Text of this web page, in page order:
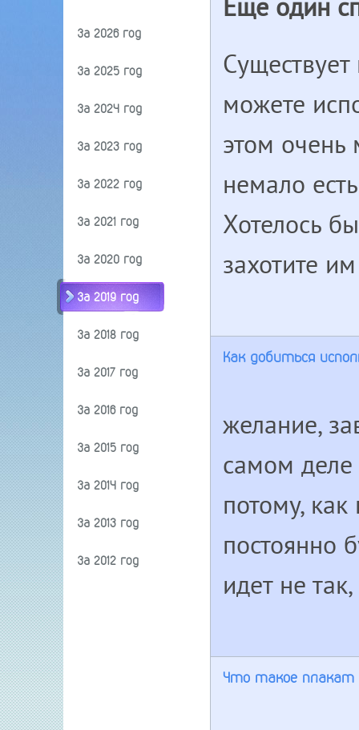
За 2026 год
За 2025 год
За 2024 год
За 2023 год
За 2022 год
За 2021 год
За 2020 год
За 2019 год
За 2018 год
За 2017 год
За 2016 год
За 2015 год
За 2014 год
За 2013 год
За 2012 год
Еще один
можете
этом очень
немало
Хотелось
захотите
Как добиться
желание,
самом деле
потому, как
постоянно
идет не
Что такое плакат